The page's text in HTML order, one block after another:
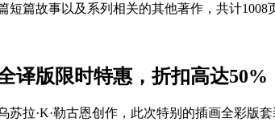
短篇故事以及系列相关的其他著作，共计
译版限时特惠，折扣高达50%
苏拉·K·勒古恩创作，此次特别的插画全彩版